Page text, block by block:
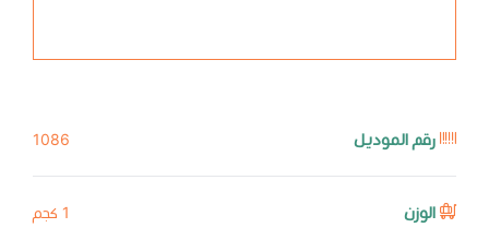
رقم الموديل 1086
الوزن 1 كجم